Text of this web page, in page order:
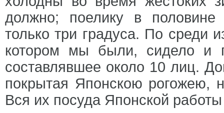
должно; поелику в
только три градуса. По среди
котором мы были, сидело и
составлявшее около 10 лиц.
покрытая Японскою рогожею,
Вся их посуда Японской